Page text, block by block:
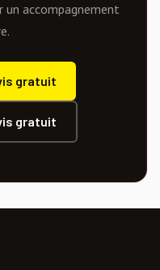
un accompagnement
gratuit
gratuit